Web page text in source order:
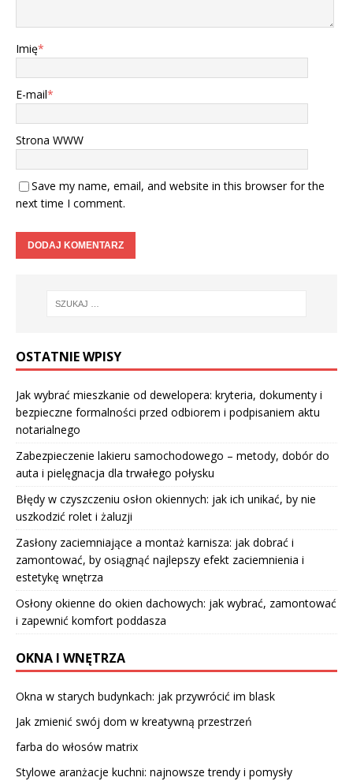
Imię*
E-mail*
Strona WWW
Save my name, email, and website in this browser for the
next time I comment.
OSTATNIE WPISY
Jak wybrać mieszkanie od dewelopera: kryteria, dokumenty i
bezpieczne formalności przed odbiorem i podpisaniem aktu
notarialnego
Zabezpieczenie lakieru samochodowego – metody, dobór do
auta i pielęgnacja dla trwałego połysku
Błędy w czyszczeniu osłon okiennych: jak ich unikać, by nie
uszkodzić rolet i żaluzji
Zasłony zaciemniające a montaż karnisza: jak dobrać i
zamontować, by osiągnąć najlepszy efekt zaciemnienia i
estetykę wnętrza
Osłony okienne do okien dachowych: jak wybrać, zamontować
i zapewnić komfort poddasza
OKNA I WNĘTRZA
Okna w starych budynkach: jak przywrócić im blask
Jak zmienić swój dom w kreatywną przestrzeń
farba do włosów matrix
Stylowe aranżacje kuchni: najnowsze trendy i pomysły